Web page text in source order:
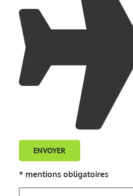
* mentions obligatoires